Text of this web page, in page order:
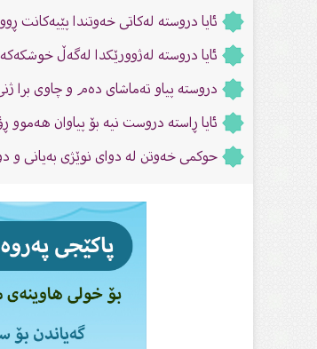
ئایا دروستە لەکاتی خەوتندا پێیەکانت
ئایا دروستە لەژوورێکدا لەگەڵ
دروستە پیاو تەماشای دەم و چاوی برا
ئایا ڕاستە دروست نیە بۆ پیاوان
حوکمى خەوتن لە دواى نوێژی بەیانی و